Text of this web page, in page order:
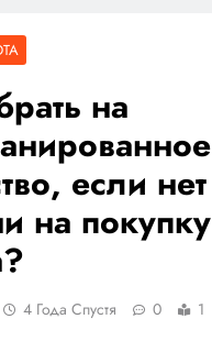
на
если нет
на покупку
4 Года Спустя 0
1